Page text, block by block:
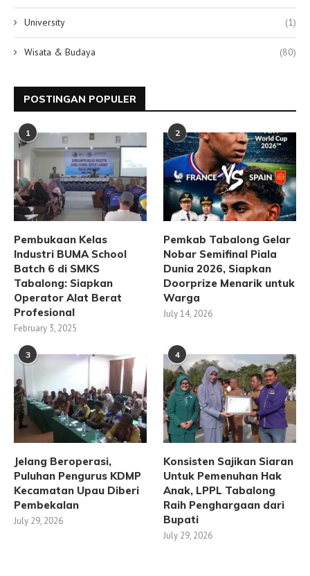
University (1)
Wisata & Budaya (80)
POSTINGAN POPULER
1
Pembukaan Kelas
Industri BUMA School
Batch 6 di SMKS
Tabalong: Siapkan
Operator Alat Berat
Profesional
February 3, 2025
2
Pemkab Tabalong Gelar
Nobar Semifinal Piala
Dunia 2026, Siapkan
Doorprize Menarik untuk
Warga
July 14, 2026
3
Jelang Beroperasi,
Puluhan Pengurus KDMP
Kecamatan Upau Diberi
Pembekalan
July 29, 2026
4
Konsisten Sajikan Siaran
Untuk Pemenuhan Hak
Anak, LPPL Tabalong
Raih Penghargaan dari
Bupati
July 29, 2026